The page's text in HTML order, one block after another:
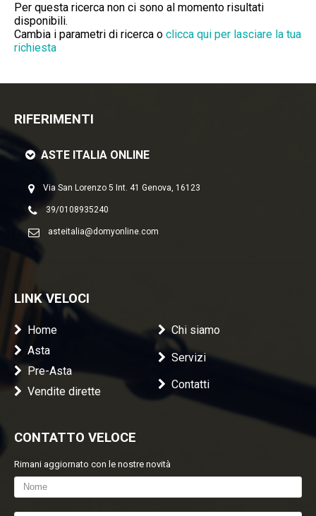
Servizi
Per questa ricerca non ci sono al momento risultati
disponibili.
Cambia i parametri di ricerca o clicca qui per lasciare la tua
richiesta
RIFERIMENTI
ASTE ITALIA ONLINE
Via San Lorenzo 5 Int. 41 Genova, 16123
39/0108935240
asteitalia@domyonline.com
LINK VELOCI
Home
Asta
Pre-Asta
Vendite dirette
Chi siamo
Servizi
Contatti
CONTATTO VELOCE
Rimani aggiornato con le nostre novità